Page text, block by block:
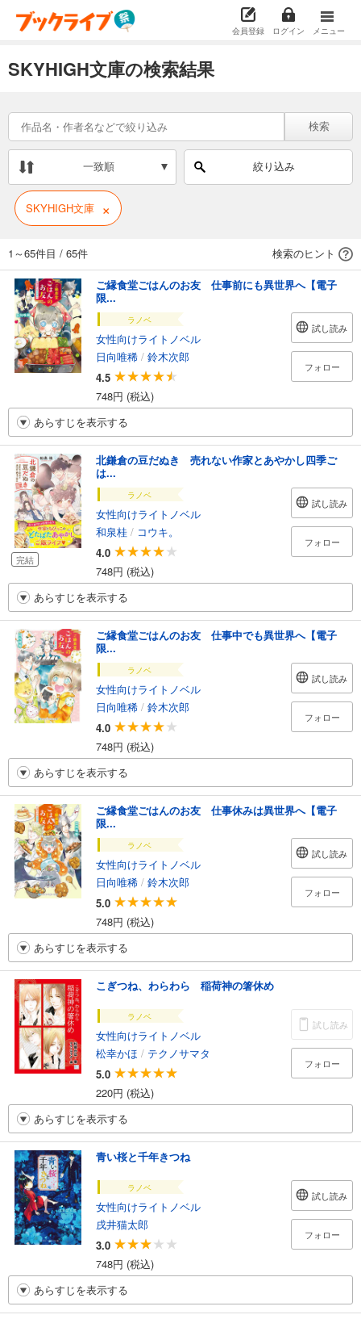
会員登録 ログイン メニュー
SKYHIGH文庫の検索結果
検索
一致順 絞り込み
SKYHIGH文庫 ×
1～65件目 / 65件 検索のヒント
ご縁食堂ごはんのお友 仕事前にも異世界へ【電子
限...
ラノベ
女性向けライトノベル
日向唯稀 / 鈴木次郎
4.5
748円 (税込)
試し読み
フォロー
あらすじを表示する
完結
北鎌倉の豆だぬき 売れない作家とあやかし四季ご
は...
ラノベ
女性向けライトノベル
和泉桂 / コウキ。
4.0
748円 (税込)
試し読み
フォロー
あらすじを表示する
ご縁食堂ごはんのお友 仕事中でも異世界へ【電子
限...
ラノベ
女性向けライトノベル
日向唯稀 / 鈴木次郎
4.0
748円 (税込)
試し読み
フォロー
あらすじを表示する
ご縁食堂ごはんのお友 仕事休みは異世界へ【電子
限...
ラノベ
女性向けライトノベル
日向唯稀 / 鈴木次郎
5.0
748円 (税込)
試し読み
フォロー
あらすじを表示する
こぎつね、わらわら 稲荷神の箸休め
ラノベ
女性向けライトノベル
松幸かほ / テクノサマタ
5.0
220円 (税込)
試し読み
フォロー
あらすじを表示する
青い桜と千年きつね
ラノベ
女性向けライトノベル
戌井猫太郎
3.0
748円 (税込)
試し読み
フォロー
あらすじを表示する